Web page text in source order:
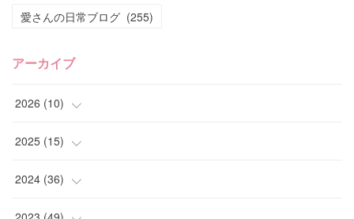
愛さんの日常ブログ (255)
アーカイブ
2026 (10)
(1)
(4)
(2)
2025 (15)
(4)
(2)
2024 (36)
(2)